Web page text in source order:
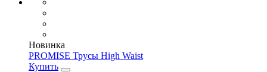
Новинка
PROMISE Трусы High Waist
Купить